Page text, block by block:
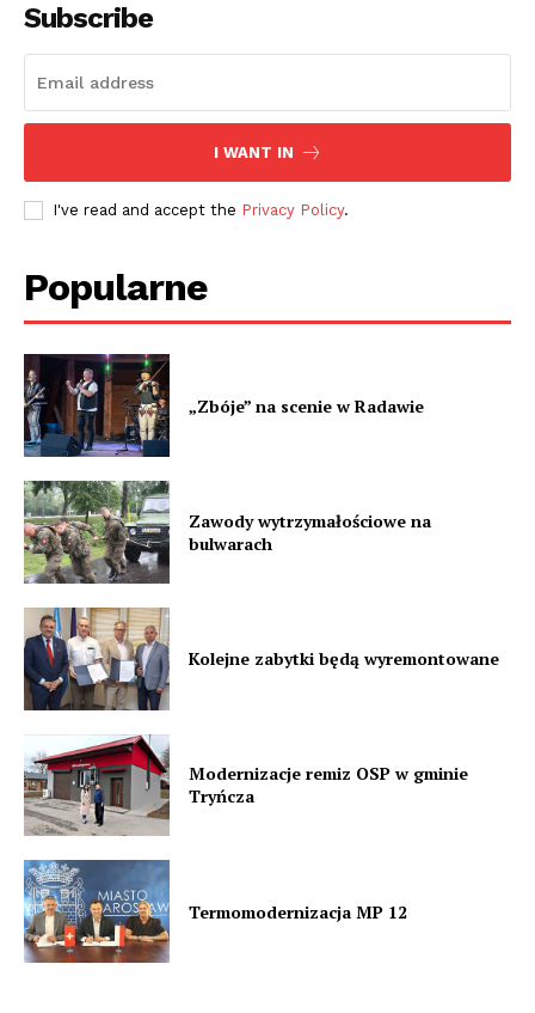
Subscribe
I WANT IN
I've read and accept the Privacy Policy.
Popularne
„Zbóje” na scenie w Radawie
Zawody wytrzymałościowe na
bulwarach
Kolejne zabytki będą wyremontowane
Modernizacje remiz OSP w gminie
Tryńcza
Termomodernizacja MP 12